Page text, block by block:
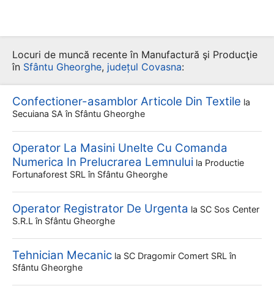
Locuri de muncă recente în Manufactură şi Producţie
în Sfântu Gheorghe, județul Covasna:
Confectioner-asamblor Articole Din Textile la
Secuiana SA în Sfântu Gheorghe
Operator La Masini Unelte Cu Comanda
Numerica In Prelucrarea Lemnului la Productie
Fortunaforest SRL în Sfântu Gheorghe
Operator Registrator De Urgenta la SC Sos Center
S.r.l în Sfântu Gheorghe
Tehnician Mecanic la SC Dragomir Comert SRL în
Sfântu Gheorghe